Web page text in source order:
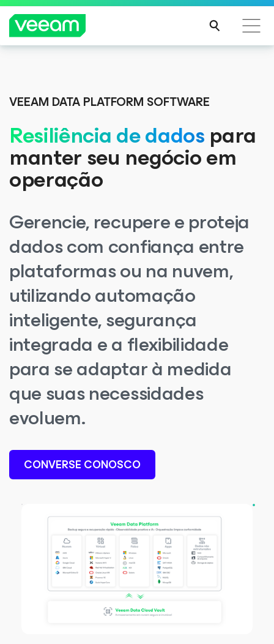
LEIA
plataforma. Controle total.
EXPLORE AGORA
VEEAM DATA PLATFORM SOFTWARE
Resiliência de dadospara
manter seu negócio em
operação
Gerencie, recupere e proteja
dados com confiança entre
plataformas ou na nuvem,
utilizando automação
inteligente, segurança
integrada e a flexibilidade
para se adaptar à medida
que suas necessidades
evoluem.
CONVERSE CONOSCO